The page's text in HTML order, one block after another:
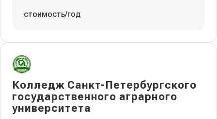
стоимость/год
Колледж Санкт-Петербургского
государственного аграрного
университета